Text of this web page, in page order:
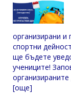
организирани и
спортни
ще бъдете
учениците!
[още]